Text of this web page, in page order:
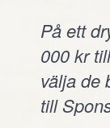
På ett
000 kr
välja de
till